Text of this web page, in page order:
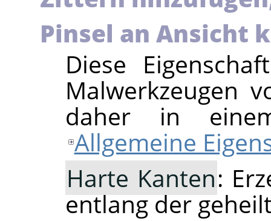
Pinsel an Ansicht
Diese
Malwerkzeugen
daher in
Allgemeine
Harte Kanten:
entlang der